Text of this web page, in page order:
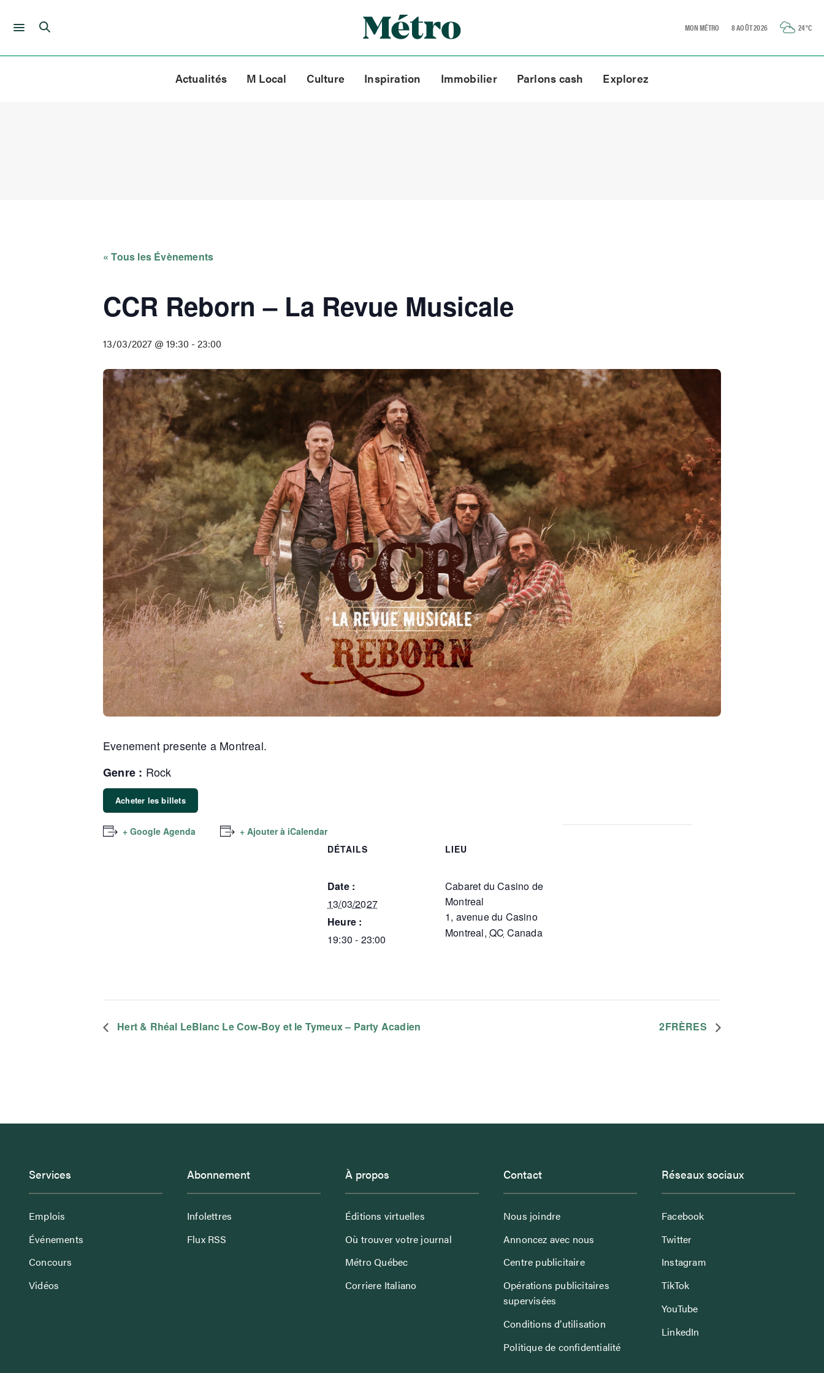
Skip
MON MÉTRO 8 AOÛT 2026 24°C
Actualités M Local Culture Inspiration Immobilier Parlons cash Explorez
« Tous les Évènements
CCR Reborn – La Revue Musicale
13/03/2027 @ 19:30 -23:00
Evenement presente a Montreal.
Genre : Rock
Acheter les billets
+ Google Agenda
+ Ajouter à iCalendar
DÉTAILS
Date :
13/03/2027
Heure :
19:30 - 23:00
LIEU
Cabaret du Casino de
Montreal
1, avenue du Casino
Montreal, QC Canada
Hert & Rhéal LeBlanc Le Cow-Boy et le Tymeux – Party Acadien 2FRÈRES
Services
Emplois
Événements
Concours
Vidéos
Abonnement
Infolettres
Flux RSS
À propos
Éditions virtuelles
Où trouver votre journal
Métro Québec
Corriere Italiano
Contact
Nous joindre
Annoncez avec nous
Centre publicitaire
Opérations publicitaires
supervisées
Conditions d’utilisation
Politique de confidentialité
Réseaux sociaux
Facebook
Twitter
Instagram
TikTok
YouTube
LinkedIn